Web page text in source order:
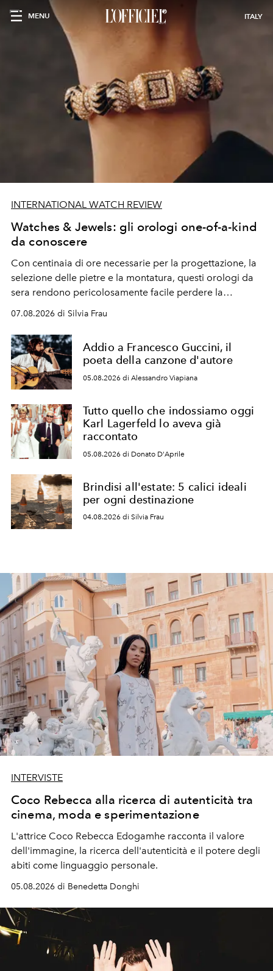
MENU ITALY
INTERNATIONAL WATCH REVIEW
Watches & Jewels: gli orologi one-of-a-kind
da conoscere
Con centinaia di ore necessarie per la progettazione, la
selezione delle pietre e la montatura, questi orologi da
sera rendono pericolosamente facile perdere la
cognizione del tempo. Ma con quadranti così
07.08.2026 di Silvia Frau
Addio a Francesco Guccini, il
poeta della canzone d'autore
05.08.2026 di Alessandro Viapiana
Tutto quello che indossiamo oggi
Karl Lagerfeld lo aveva già
raccontato
05.08.2026 di Donato D'Aprile
Brindisi all'estate: 5 calici ideali
per ogni destinazione
04.08.2026 di Silvia Frau
INTERVISTE
Coco Rebecca alla ricerca di autenticità tra
cinema, moda e sperimentazione
L'attrice Coco Rebecca Edogamhe racconta il valore
dell'immagine, la ricerca dell'autenticità e il potere degli
abiti come linguaggio personale.
05.08.2026 di Benedetta Donghi